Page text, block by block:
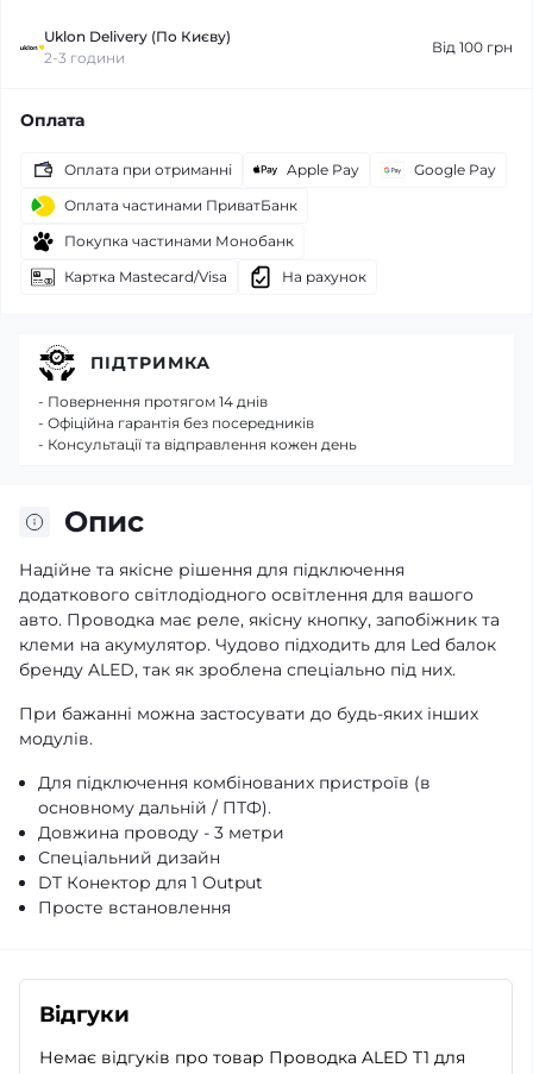
Uklon Delivery (По Києву)
2-3 години
Від 100 грн
Оплата
Оплата при отриманні Apple Pay
Google Pay
Оплата частинами ПриватБанк
Покупка частинами Монобанк
Картка Mastecard/Visa
На рахунок
Опис
Надійне та якісне рішення для підключення
додаткового світлодіодного освітлення для вашого
авто. Проводка має реле, якісну кнопку, запобіжник та
клеми на акумулятор. Чудово підходить для Led балок
бренду ALED, так як зроблена спеціально під них.
При бажанні можна застосувати до будь-яких інших
модулів.
Для підключення комбінованих пристроїв (в
основному дальній / ПТФ).
Довжина проводу - 3 метри
Спеціальний дизайн
DT Конектор для 1 Output
Просте встановлення
Відгуки
Немає відгуків про товар Проводка ALED T1 для
ПІДТРИМКА
- Повернення протягом 14 днів
- Офіційна гарантія без посередників
- Консультації та відправлення кожен день